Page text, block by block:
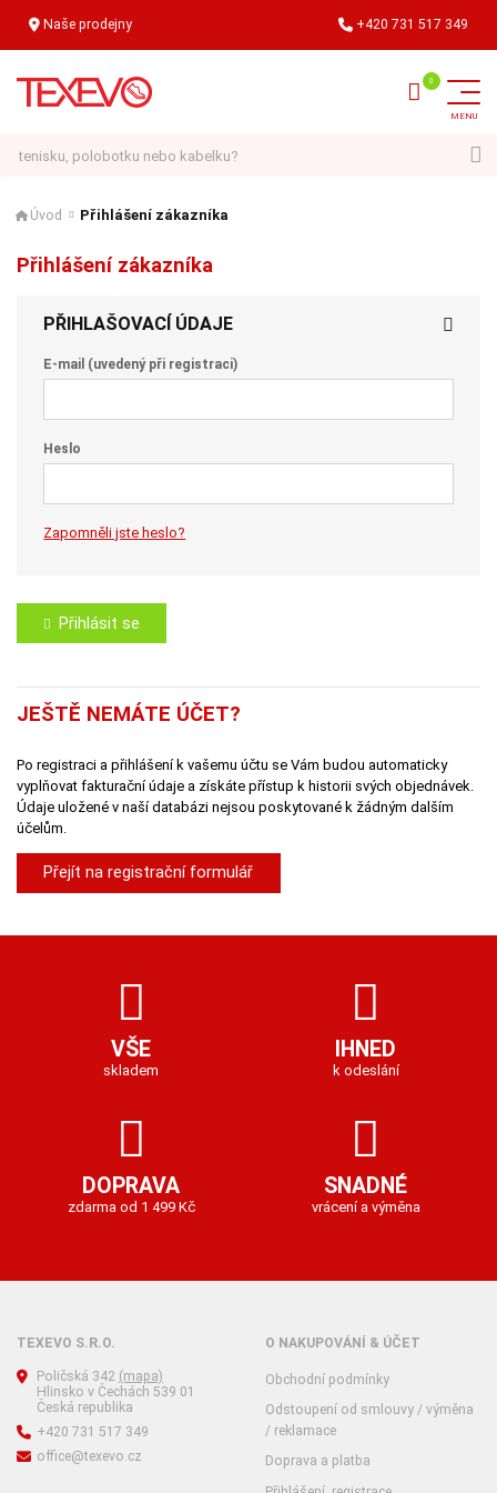
Naše prodejny +420 731 517 349
Úvod Přihlášení zákazníka
Přihlášení zákazníka
PŘIHLAŠOVACÍ ÚDAJE
E-mail (uvedený při registraci)
Heslo
Zapomněli jste heslo?
Přihlásit se
JEŠTĚ NEMÁTE ÚČET?
Po registraci a přihlášení k vašemu účtu se Vám budou automaticky
vyplňovat fakturační údaje a získáte přístup k historii svých objednávek.
Údaje uložené v naší databázi nejsou poskytované k žádným dalším
účelům.
Přejít na registrační formulář
VŠE
skladem
IHNED
k odeslání
DOPRAVA
zdarma od 1 499 Kč
SNADNÉ
vrácení a výměna
TEXEVO S.R.O.
Poličská 342 (mapa)
Hlinsko v Čechách 539 01
Česká republika
+420 731 517 349
office@texevo.cz
O NAKUPOVÁNÍ & ÚČET
Obchodní podmínky
Odstoupení od smlouvy / výměna
/ reklamace
Doprava a platba